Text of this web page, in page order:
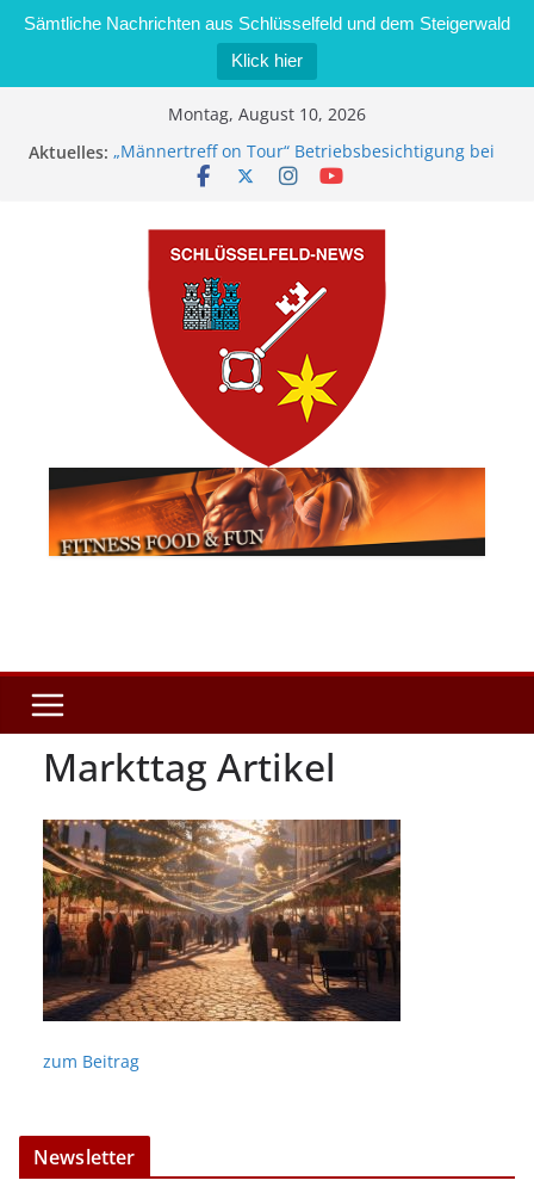
Sämtliche Nachrichten aus Schlüsselfeld und dem Steigerwald
Klick hier
Montag, August 10, 2026
Aktuelles: „Männertreff on Tour“ Betriebsbesichtigung bei
der Schreinerei Zimmermann GmbH
Brand in Sägewerk in Bernroth schnell unter
Kontrolle
Stadt Schlüsselfeld bietet Online-Anmeldung für
Kindergartenplätze an
Dieseldiebstahl im Wert von 600 Euro
Markttag Artikel
zum Beitrag
Newsletter